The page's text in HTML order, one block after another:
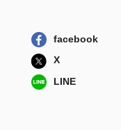
facebook
X
LINE